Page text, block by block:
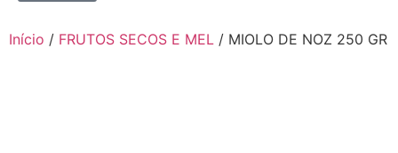
Início / FRUTOS SECOS E MEL / MIOLO DE NOZ 250 GR